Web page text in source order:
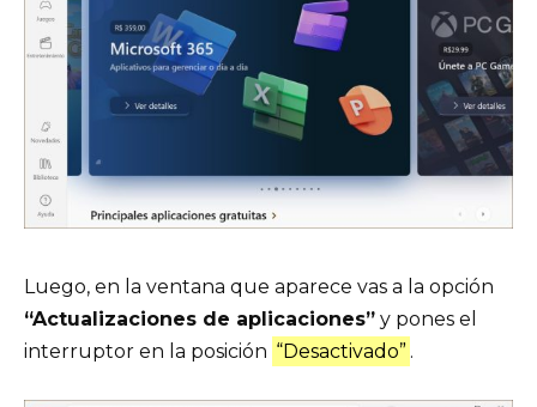
Luego, en la ventana que aparece vas a la opción
“Actualizaciones de aplicaciones” y pones el
interruptor en la posición “Desactivado” .